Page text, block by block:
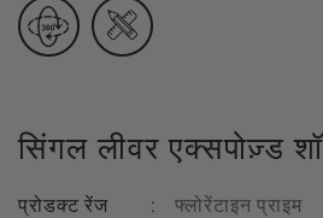
सिंगल लीवर एक्सपोज़्ड
प्रोडक्ट रेंज :
फ्लोरेंटाइन प्राइम